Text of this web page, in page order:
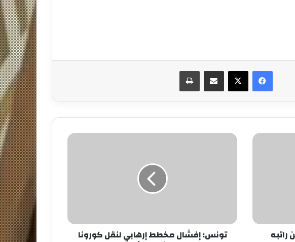
فيسبوكX مشاركة عبر البريد طباعة
تونس: إفشال مخطط إرهابي لنقل كورونا